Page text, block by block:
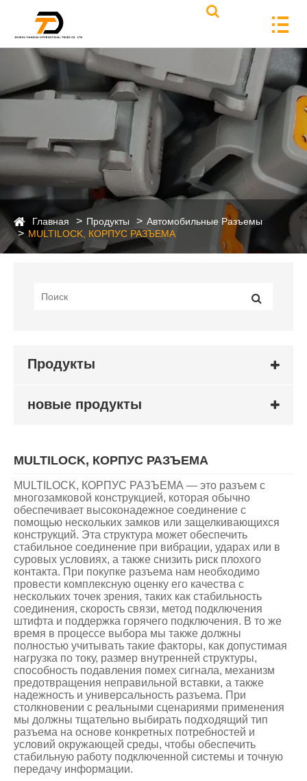
Главная Продукты
Автомобильные Разъемы
MULTILOCK, КОРПУС РАЗЪЕМА
Продукты
новые продукты
MULTILOCK, КОРПУС РАЗЪЕМА
MULTILOCK, КОРПУС РАЗЪЕМА — это разъем с
многозамковой конструкцией, которая обычно
обеспечивает высоконадежное соединение с
помощью нескольких замков или защелкивающихся
конструкций. Эта структура может обеспечить
стабильное соединение при вибрации, ударах или в
суровых условиях, а также снизить риск плохого
контакта. При покупке разъема нам необходимо
провести комплексную оценку его качества с
нескольких точек зрения, таких как стабильность
соединения, скорость связи, метод подключения
штифта и поддержка горячего подключения. В то же
время в процессе выбора мы также должны
полностью учитывать такие факторы, как допустимая
нагрузка по току, размер внутренней структуры,
способность подавления помех сигнала, механизм
предотвращения неправильной вставки, а также
надежность и универсальность разъема. При
столкновении с реальными сценариями применения
мы должны тщательно выбирать подходящий тип
разъема на основе конкретных потребностей и
условий окружающей среды, чтобы обеспечить
стабильную работу подключенной системы и точную
передачу информации.